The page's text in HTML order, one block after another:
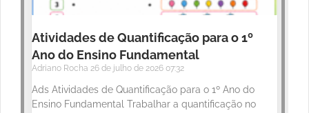
Atividades de Quantificação para o 1º
Ano do Ensino Fundamental
Adriano Rocha 26 de julho de 2026 07:32
Ads Atividades de Quantificação para o 1º Ano do
Ensino Fundamental Trabalhar a quantificação no